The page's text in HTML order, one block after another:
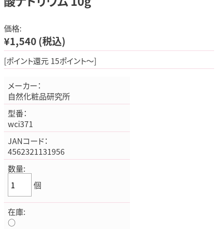
価格:
¥1,540 (税込)
[ポイント還元 15ポイント～]
メーカー：
自然化粧品研究所
型番：
wci371
JANコード：
4562321131956
数量:
個
在庫:
○